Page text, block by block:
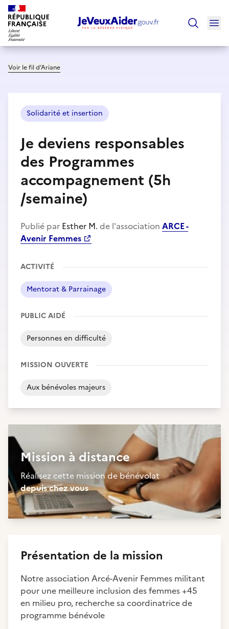
Voir le fil d’Ariane
Solidarité et insertion
Je deviens responsables
des Programmes
accompagnement (5h
/semaine)
Publié par Esther M. de l'association ARCE -
Avenir Femmes
ACTIVITÉ
Mentorat & Parrainage
PUBLIC AIDÉ
Personnes en difficulté
MISSION OUVERTE
Aux bénévoles majeurs
Mission à distance
Réalisez cette mission de bénévolat
depuis chez vous
Présentation de la mission
Notre association Arcé-Avenir Femmes militant
pour une meilleure inclusion des femmes +45
en milieu pro, recherche sa coordinatrice de
programme bénévole